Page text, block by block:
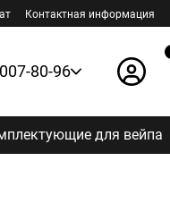
Контактная информация
80-96
для вейпа